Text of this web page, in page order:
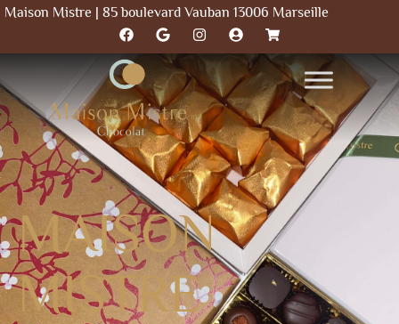
Maison Mistre | 85 boulevard Vauban 13006 Marseille
MAISON
MISTRE